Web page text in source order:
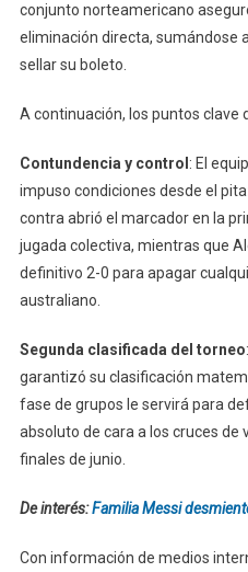
conjunto norteamericano
eliminación directa, sumándose a
sellar su boleto.
A continuación, los puntos clave
Contundencia y control : El
impuso condiciones desde el
contra abrió el marcador en la
jugada colectiva, mientras que
definitivo 2-0 para apagar
australiano.
Segunda clasificada del torneo
garantizó su clasificación
fase de grupos le servirá para
absoluto de cara a los cruces de
finales de junio.
De interés:Familia Messi
Con información de medios